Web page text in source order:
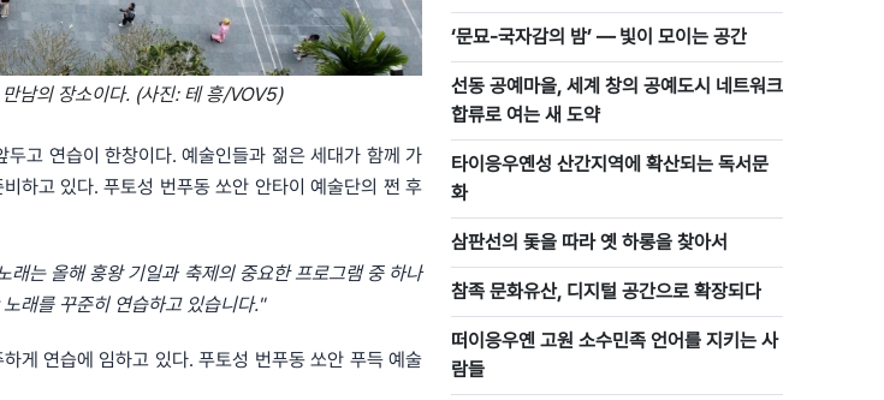
남의 장소이다. (사진: 테 흥/VOV5)
고 연습이 한창이다. 예술인들과 젊은 세대가 함께 가
하고 있다. 푸토성 번푸동 쏘안 안타이 예술단의 쩐 후
래는 올해 훙왕 기일과 축제의 중요한 프로그램 중 하나
래를 꾸준히 연습하고 있습니다."
게 연습에 임하고 있다. 푸토성 번푸동 쏘안 푸득 예술
‘문묘-국자감의 밤’ ― 빛이 모이는 공간
선동 공예마을, 세계 창의 공예도시 네트워크
합류로 여는 새 도약
타이응우옌성 산간지역에 확산되는 독서문
화
삼판선의 돛을 따라 옛 하롱을 찾아서
참족 문화유산, 디지털 공간으로 확장되다
떠이응우옌 고원 소수민족 언어를 지키는 사
람들